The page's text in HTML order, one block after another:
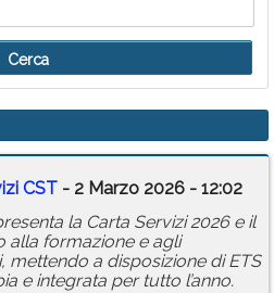
CST - 2 Marzo 2026 - 12:02
la Carta Servizi 2026 e il
alla formazione e agli
a disposizione di ETS
e integrata per tutto l’anno.